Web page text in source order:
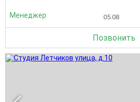
Менеджер 05.08
Позвонить